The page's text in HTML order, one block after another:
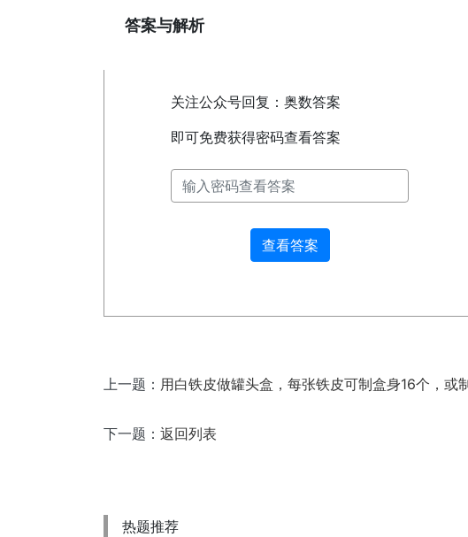
答案与解析
关注公众号回复：奥数答案
即可免费获得密码查看答案
查看答案
上一题：
下一题： 返回列表
热题推荐